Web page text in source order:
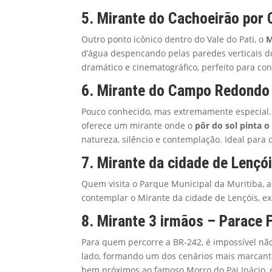
5. Mirante do Cachoeirão por
Outro ponto icônico dentro do Vale do Pati, o
d’água despencando pelas paredes verticais
dramático e cinematográfico, perfeito para
6. Mirante do Campo
Pouco conhecido, mas extremamente
oferece um mirante onde o pôr do sol pinta o
natureza, silêncio e contemplação. Ideal
7. Mirante da cidade de
Quem visita o Parque Municipal da Muritiba,
contemplar o Mirante da cidade de Lençóis,
8. Mirante 3 irmãos – Parace
Para quem percorre a BR-242, é impossível
lado, formando um dos cenários mais